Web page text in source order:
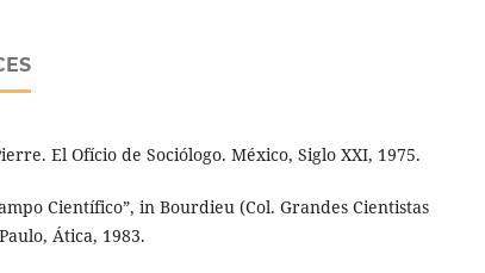
El Ofício de Sociólogo. México, Siglo XXI, 1975.
Campo Científico”, in Bourdieu (Col. Grandes Cientistas
Ática, 1983.